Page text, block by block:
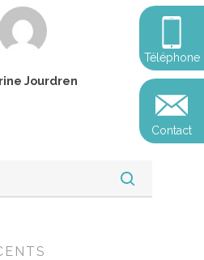
Jourdren
Téléphone
Contact
Devenir praticien en
de pleine conscience
Somatic Expériencing
Révelez votre
Conférences
personnel
Révelez votre
votre impact
Reconversion et
professionnelle
et découvrir